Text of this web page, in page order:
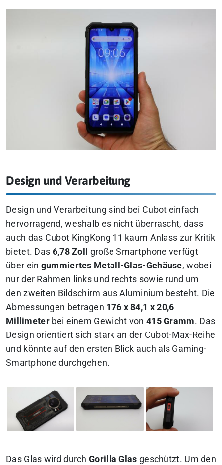
Design und Verarbeitung
Design und Verarbeitung sind bei Cubot einfach
hervorragend, weshalb es nicht überrascht, dass
auch das Cubot KingKong 11 kaum Anlass zur Kritik
bietet. Das 6,78 Zoll
große Smartphone verfügt
über ein gummiertes Metall-Glas-Gehäuse, wobei
nur der Rahmen links und rechts sowie rund um
den zweiten Bildschirm aus Aluminium besteht. Die
Abmessungen betragen 176 x 84,1 x 20,6
Millimeter bei einem Gewicht von 415 Gramm. Das
Design orientiert sich stark an der Cubot-Max-Reihe
und könnte auf den ersten Blick auch als Gaming-
Smartphone durchgehen.
Das Glas wird durch Gorilla Glas geschützt. Um den